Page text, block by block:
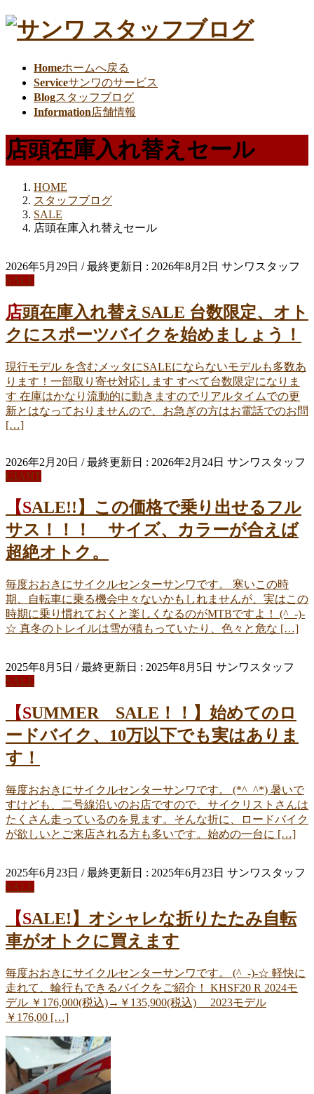
Homeホームへ戻る
Serviceサンワのサービス
Blogスタッフブログ
Information店舗情報
店頭在庫入れ替えセール
HOME
スタッフブログ
SALE
店頭在庫入れ替えセール
2026年5月29日 / 最終更新日 : 2026年8月2日 サンワスタッフ
SALE
店頭在庫入れ替えSALE 台数限定、オト
クにスポーツバイクを始めましょう！
現行モデル を含むメッタにSALEにならないモデルも多数あ
ります！一部取り寄せ対応します すべて台数限定になりま
す 在庫はかなり流動的に動きますのでリアルタイムでの更
新とはなっておりませんので、お急ぎの方はお電話でのお問
[…]
2026年2月20日 / 最終更新日 : 2026年2月24日 サンワスタッフ
GIANT
【SALE!!】この価格で乗り出せるフル
サス！！！ サイズ、カラーが合えば
超絶オトク。
毎度おおきにサイクルセンターサンワです。 寒いこの時
期、自転車に乗る機会中々ないかもしれませんが、実はこの
時期に乗り慣れておくと楽しくなるのがMTBですよ！ (^_-)-
☆ 真冬のトレイルは雪が積もっていたり、色々と危な […]
2025年8月5日 / 最終更新日 : 2025年8月5日 サンワスタッフ
SALE
【SUMMER SALE！！】始めてのロ
ードバイク、10万以下でも実はありま
す！
毎度おおきにサイクルセンターサンワです。 (*^_^*) 暑いで
すけども、二号線沿いのお店ですので、サイクリストさんは
たくさん走っているのを見ます。そんな折に、ロードバイク
が欲しいとご来店される方も多いです。始めの一台に […]
2025年6月23日 / 最終更新日 : 2025年6月23日 サンワスタッフ
SALE
【SALE!】オシャレな折りたたみ自転
車がオトクに買えます
毎度おおきにサイクルセンターサンワです。 (^_-)-☆ 軽快に
走れて、輪行もできるバイクをご紹介！ KHSF20 R 2024モ
デル ￥176,000(税込)→￥135,900(税込) 2023モデル
￥176,00 […]